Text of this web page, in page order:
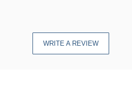
WRITE A REVIEW